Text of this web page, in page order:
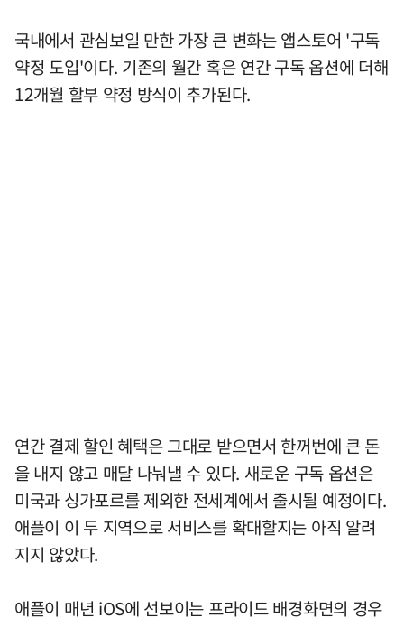
국내에서 관심보일 만한 가장 큰 변화는 앱스토어 '구독
약정 도입'이다. 기존의 월간 혹은 연간 구독 옵션에 더해
12개월 할부 약정 방식이 추가된다.
연간 결제 할인 혜택은 그대로 받으면서 한꺼번에 큰 돈
을 내지 않고 매달 나눠낼 수 있다. 새로운 구독 옵션은
미국과 싱가포르를 제외한 전세계에서 출시될 예정이다.
애플이 이 두 지역으로 서비스를 확대할지는 아직 알려
지지 않았다.
애플이 매년 iOS에 선보이는 프라이드 배경화면의 경우